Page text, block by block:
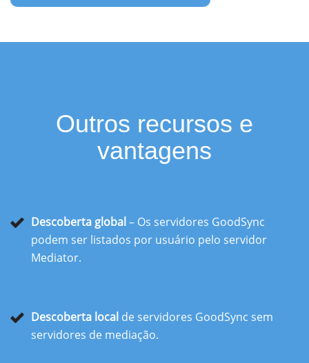
Outros recursos e
vantagens
Descoberta global– Os servidores GoodSync
podem ser listados por usuário pelo servidor
Mediator.
Descoberta local de servidores GoodSync sem
servidores de mediação.